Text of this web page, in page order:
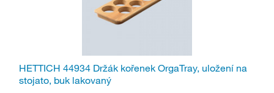
HETTICH 44934 Držák kořenek OrgaTray, uložení na
stojato, buk lakovaný